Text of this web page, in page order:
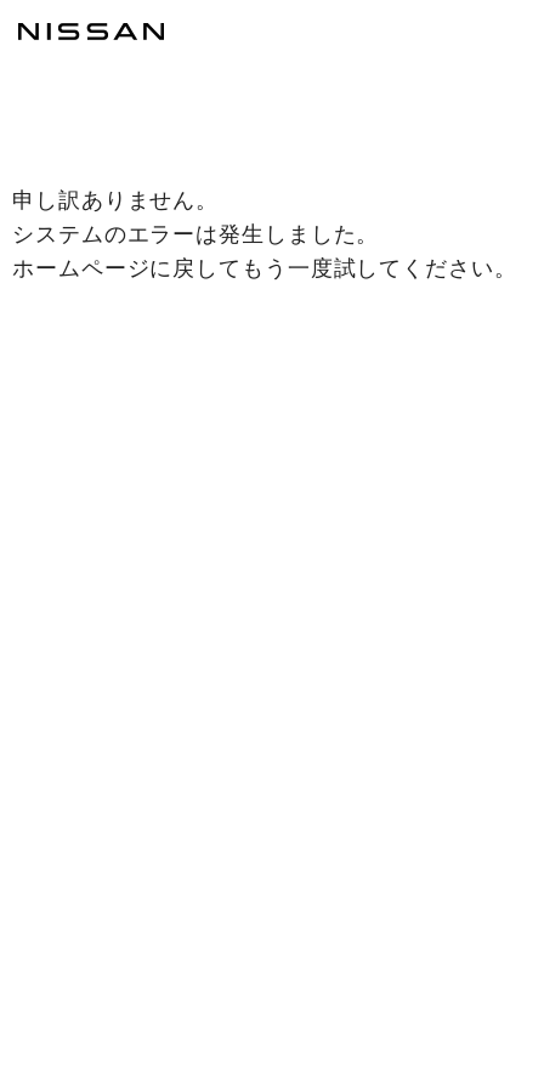
申し訳ありません。
システムのエラーは発生しました。
ホームページに戻してもう一度試してください。